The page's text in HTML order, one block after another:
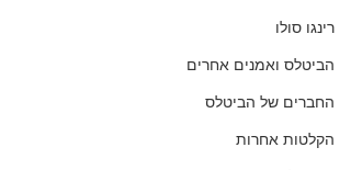
רינגו סולו
הביטלס ואמנים אחרים
החברים של הביטלס
הקלטות אחרות